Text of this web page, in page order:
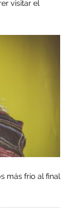
visitar el
más frío al final